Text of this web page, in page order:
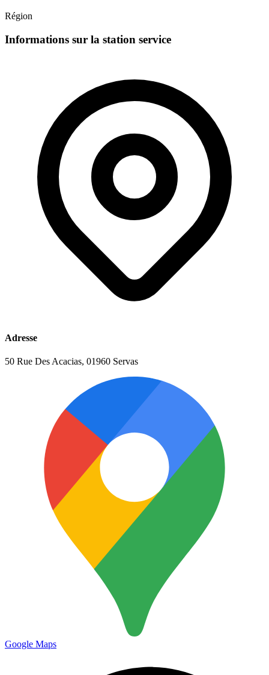
Région
Informations sur la station service
Adresse
50 Rue Des Acacias, 01960 Servas
Google Maps